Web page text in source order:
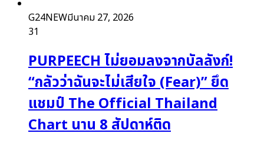
G24NEWมีนาคม 27, 2026
31
PURPEECH ไม่ยอมลงจากบัลลังก์!
“กลัวว่าฉันจะไม่เสียใจ (Fear)” ยึด
แชมป์ The Official Thailand
Chart นาน 8 สัปดาห์ติด